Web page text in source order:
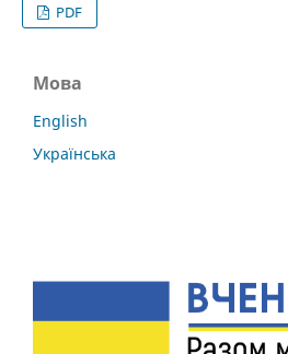
PDF
Мова
English
Українська